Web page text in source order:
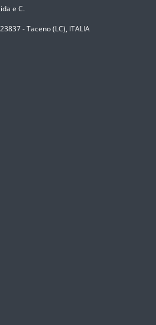
e C.
- Taceno (LC), ITALIA